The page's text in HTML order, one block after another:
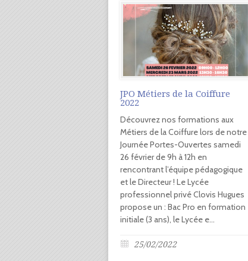
JPO Métiers de la Coiffure
2022
Découvrez nos formations aux
Métiers de la Coiffure lors de notre
Journée Portes-Ouvertes samedi
26 février de 9h à 12h en
rencontrant l’équipe pédagogique
et le Directeur ! Le Lycée
professionnel privé Clovis Hugues
propose un : Bac Pro en formation
initiale (3 ans), le Lycée e...
25/02/2022